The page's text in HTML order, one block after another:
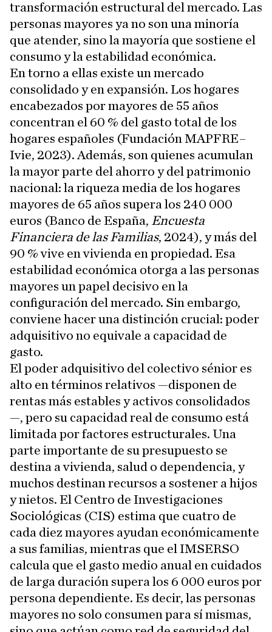
transformación estructural del mercado. Las
personas mayores ya no son una minoría
que atender, sino la mayoría que sostiene el
consumo y la estabilidad económica.
En torno a ellas existe un mercado
consolidado y en expansión. Los hogares
encabezados por mayores de 55 años
concentran el 60 % del gasto total de los
hogares españoles (Fundación MAPFRE–
Ivie, 2023). Además, son quienes acumulan
la mayor parte del ahorro y del patrimonio
nacional: la riqueza media de los hogares
mayores de 65 años supera los 240 000
euros (Banco de España, Encuesta
Financiera de las Familias, 2024), y más del
90 % vive en vivienda en propiedad. Esa
estabilidad económica otorga a las personas
mayores un papel decisivo en la
configuración del mercado. Sin embargo,
conviene hacer una distinción crucial: poder
adquisitivo no equivale a capacidad de
gasto.
El poder adquisitivo del colectivo sénior es
alto en términos relativos —disponen de
rentas más estables y activos consolidados
—, pero su capacidad real de consumo está
limitada por factores estructurales. Una
parte importante de su presupuesto se
destina a vivienda, salud o dependencia, y
muchos destinan recursos a sostener a hijos
y nietos. El Centro de Investigaciones
Sociológicas (CIS) estima que cuatro de
cada diez mayores ayudan económicamente
a sus familias, mientras que el IMSERSO
calcula que el gasto medio anual en cuidados
de larga duración supera los 6 000 euros por
persona dependiente. Es decir, las personas
mayores no solo consumen para sí mismas,